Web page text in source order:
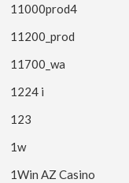
11000prod4
11200_prod
11700_wa
1224 i
123
1w
1Win AZ Casino